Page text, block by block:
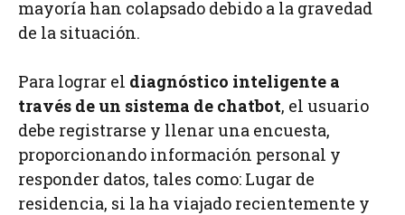
mayoría han colapsado debido a la gravedad
de la situación.
Para lograr el diagnóstico inteligente a
través de un sistema de chatbot, el usuario
debe registrarse y llenar una encuesta,
proporcionando información personal y
responder datos, tales como: Lugar de
residencia, si la ha viajado recientemente y